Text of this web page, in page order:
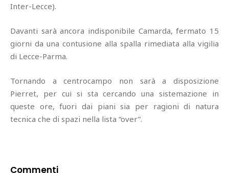
Inter-Lecce).
Davanti sarà ancora indisponibile Camarda, fermato 15
giorni da una contusione alla spalla rimediata alla vigilia
di Lecce-Parma.
Tornando a centrocampo non sarà a disposizione
Pierret, per cui si sta cercando una sistemazione in
queste ore, fuori dai piani sia per ragioni di natura
tecnica che di spazi nella lista “over”.
Commenti